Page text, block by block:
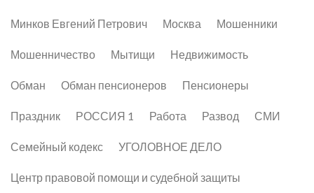
Минков Евгений Петрович Москва Мошенники
Мошенничество Мытищи Недвижимость
Обман Обман пенсионеров Пенсионеры
Праздник РОССИЯ 1 Работа Развод СМИ
Семейный кодекс УГОЛОВНОЕ ДЕЛО
Центр правовой помощи и судебной защиты